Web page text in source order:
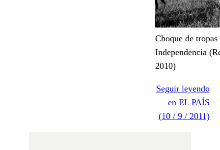
Choque de
Independencia
2010)
Seguir leyendo
en EL PAÍS
(10 / 9 / 2011)